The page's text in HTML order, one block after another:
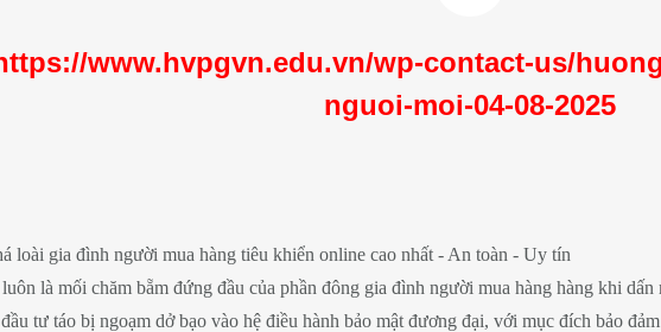
www.hvpgvn.edu.vn/wp-contact-us/
nguoi-moi-04-08-2025
là mối chăm bẵm đứng đầu của phần đông gia đình người mua hàng hàng khi
tư táo bị ngoạm dở bạo vào hệ điều hành bảo mật đương đại, với mục đích bảo